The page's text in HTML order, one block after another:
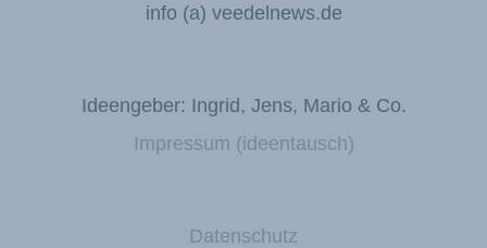
info (a) veedelnews.de
Ideengeber: Ingrid, Jens, Mario & Co.
Impressum (ideentausch)
Datenschutz